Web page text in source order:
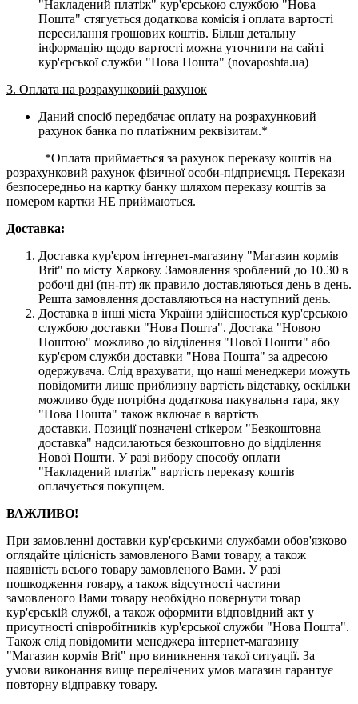
"Накладений платіж" кур'єрською службою "Нова
Пошта" стягується додаткова комісія і оплата вартості
пересилання грошових коштів. Більш детальну
інформацію щодо вартості можна уточнити на сайті
кур'єрської служби "Нова Пошта" (novaposhta.ua)
3. Оплата на розрахунковий рахунок
Даний спосіб передбачає оплату на розрахунковий
рахунок банка по платіжним реквізитам.*
*Оплата приймається за рахунок переказу коштів на
розрахунковий рахунок фізичної особи-підприємця. Перекази
безпосередньо на картку банку шляхом переказу коштів за
номером картки НЕ приймаються.
Доставка:
Доставка кур'єром інтернет-магазину "Магазин кормів
Brit" по місту Харкову. Замовлення зроблений до 10.30 в
робочі дні (пн-пт) як правило доставляються день в день.
Решта замовлення доставляються на наступний день.
Доставка в інші міста України здійснюється кур'єрською
службою доставки "Нова Пошта". Достака "Новою
Поштою" можливо до відділення "Нової Пошти" або
кур'єром служби доставки "Нова Пошта" за адресою
одержувача. Слід врахувати, що наші менеджери можуть
повідомити лише приблизну вартість відставку, оскільки
можливо буде потрібна додаткова пакувальна тара, яку
"Нова Пошта" також включає в вартість
доставки. Позиції позначені стікером "Безкоштовна
доставка" надсилаються безкоштовно до відділення
Нової Пошти. У разі вибору способу оплати
"Накладений платіж" вартість переказу коштів
оплачується покупцем.
ВАЖЛИВО!
При замовленні доставки кур'єрськими службами обов'язково
оглядайте цілісність замовленого Вами товару, а також
наявність всього товару замовленого Вами. У разі
пошкодження товару, а також відсутності частини
замовленого Вами товару необхідно повернути товар
кур'єрській службі, а також оформити відповідний акт у
присутності співробітників кур'єрської служби "Нова Пошта".
Також слід повідомити менеджера інтернет-магазину
"Магазин кормів Brit" про виникнення такої ситуації. За
умови виконання вище перелічених умов магазин гарантує
повторну відправку товару.